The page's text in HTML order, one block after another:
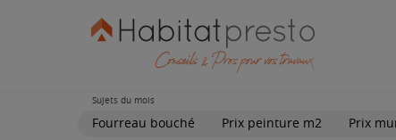
Sujets du mois
Fourreau bouché Prix peinture m2 Prix